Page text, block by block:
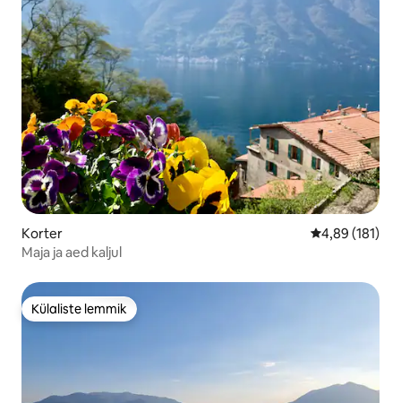
Korter Keskmine
4,89 (181)
Maja ja aed kaljul
Külaliste lemmik
Külaliste lemmik